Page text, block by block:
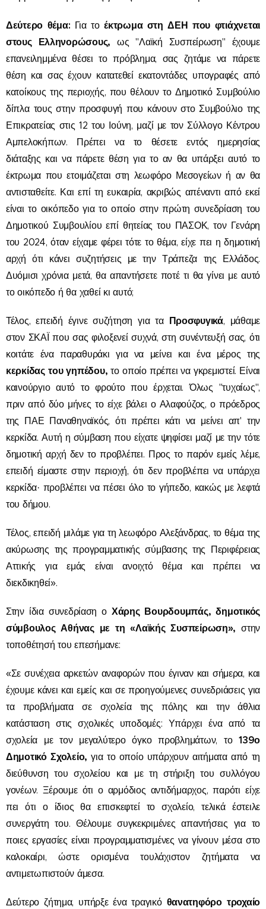
Δεύτερο θέμα: Για τοέκτρωμα στη ΔΕΗ που φτιάχνεται
στους Ελληνορώσους, ως "Λαϊκή Συσπείρωση" έχουμε
επανειλημμένα θέσει το πρόβλημα, σας ζητάμε να πάρετε
θέση και σας έχουν κατατεθεί εκατοντάδες υπογραφές από
κατοίκους της περιοχής, που θέλουν το Δημοτικό Συμβούλιο
δίπλα τους στην προσφυγή που κάνουν στο Συμβούλιο της
Επικρατείας στις 12 του Ιούνη, μαζί με τον Σύλλογο Κέντρου
Αμπελοκήπων. Πρέπει να το θέσετε εντός ημερησίας
διάταξης και να πάρετε θέση για το αν θα υπάρξει αυτό το
έκτρωμα που ετοιμάζεται στη λεωφόρο Μεσογείων ή αν θα
αντισταθείτε. Και επί τη ευκαιρία, ακριβώς απέναντι από εκεί
είναι το οικόπεδο για το οποίο στην πρώτη συνεδρίαση του
Δημοτικού Συμβουλίου επί θητείας του ΠΑΣΟΚ, τον Γενάρη
του 2024, όταν είχαμε φέρει τότε το θέμα, είχε πει η δημοτική
αρχή ότι κάνει συζητήσεις με την Τράπεζα της Ελλάδος.
Δυόμισι χρόνια μετά, θα απαντήσετε ποτέ τι θα γίνει με αυτό
το οικόπεδο ή θα χαθεί κι αυτό;
Τέλος, επειδή έγινε συζήτηση για τα Προσφυγικά, μάθαμε
στον ΣΚΑΪ που σας φιλοξενεί συχνά, στη συνέντευξή σας, ότι
κοιτάτε ένα παραθυράκι για να μείνει και ένα μέρος της
κερκίδας του γηπέδου,το οποίο πρέπει να γκρεμιστεί. Είναι
καινούργιο αυτό το φρούτο που έρχεται. Όλως "τυχαίως",
πριν από δύο μήνες το είχε βάλει ο Αλαφούζος, ο πρόεδρος
της ΠΑΕ Παναθηναϊκός, ότι πρέπει κάτι να μείνει απ' την
κερκίδα. Αυτή η σύμβαση που είχατε ψηφίσει μαζί με την τότε
δημοτική αρχή δεν το προβλέπει. Προς το παρόν εμείς λέμε,
επειδή είμαστε στην περιοχή, ότι δεν προβλέπει να υπάρχει
κερκίδα· προβλέπει να πέσει όλο το γήπεδο, κακώς με λεφτά
του δήμου.
Τέλος, επειδή μιλάμε για τη λεωφόρο Αλεξάνδρας, το θέμα της
ακύρωσης της προγραμματικής σύμβασης της Περιφέρειας
Αττικής για εμάς είναι ανοιχτό θέμα και πρέπει να
διεκδικηθεί».
Στην ίδια συνεδρίαση οΧάρης Βουρδουμπάς, δημοτικός
σύμβουλος Αθήνας με τη «Λαϊκής Συσπείρωση», στην
τοποθέτησή του επεσήμανε:
«Σε συνέχεια αρκετών αναφορών που έγιναν και σήμερα, και
έχουμε κάνει και εμείς και σε προηγούμενες συνεδριάσεις για
τα προβλήματα σε σχολεία της πόλης και την άθλια
κατάσταση στις σχολικές υποδομές: Υπάρχει ένα από τα
σχολεία με τον μεγαλύτερο όγκο προβλημάτων, το139ο
Δημοτικό Σχολείο, για το οποίο υπάρχουν αιτήματα από τη
διεύθυνση του σχολείου και με τη στήριξη του συλλόγου
γονέων. Ξέρουμε ότι ο αρμόδιος αντιδήμαρχος, παρότι είχε
πει ότι ο ίδιος θα επισκεφτεί το σχολείο, τελικά έστειλε
συνεργάτη του. Θέλουμε συγκεκριμένες απαντήσεις για το
ποιες εργασίες είναι προγραμματισμένες να γίνουν μέσα στο
καλοκαίρι, ώστε ορισμένα τουλάχιστον ζητήματα να
αντιμετωπιστούν άμεσα.
Δεύτερο ζήτημα, υπήρξε ένα τραγικό θανατηφόρο τροχαίο